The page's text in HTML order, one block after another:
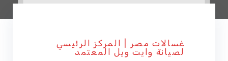
غسالات مصر | المركز الرئيسي
لصيانة وايت ويل المعتمد